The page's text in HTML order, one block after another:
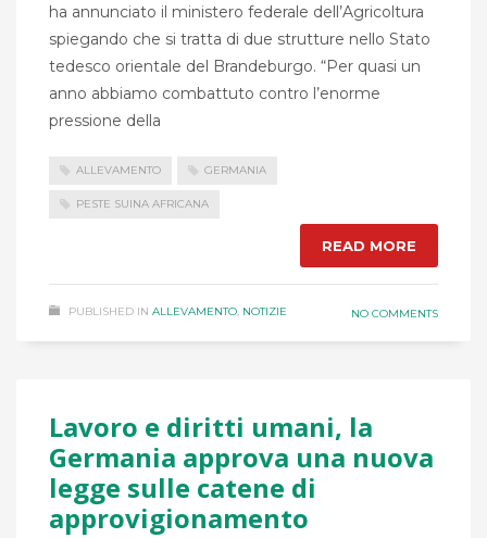
ha annunciato il ministero federale dell’Agricoltura
spiegando che si tratta di due strutture nello Stato
tedesco orientale del Brandeburgo. “Per quasi un
anno abbiamo combattuto contro l’enorme
pressione della
ALLEVAMENTO GERMANIA
PESTE SUINA AFRICANA
READ MORE
PUBLISHED IN ALLEVAMENTO, NOTIZIE NO COMMENTS
Lavoro e diritti umani, la
Germania approva una nuova
legge sulle catene di
approvigionamento